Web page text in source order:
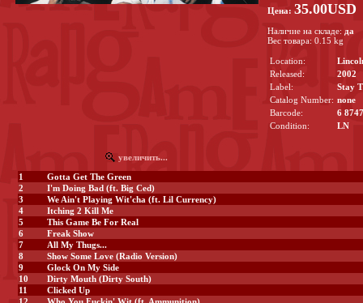
увеличить...
Цена: 35.00USD
Наличие на складе: да
Вес товара: 0.15 kg
Location:
Released:
2002
Label:
Stay
Catalog Number: none
Barcode:
6
Condition:
LN
1
Gotta Get The Green
2
I'm Doing Bad (ft. Big Ced)
3
We Ain't Playing Wit'cha (ft. Lil Currency)
4
Itching 2 Kill Me
5
This Game Be For Real
6
Freak Show
7
All My Thugs...
8
Show Some Love (Radio Version)
9
Glock On My Side
10
Dirty Mouth (Dirty South)
11
Clicked Up